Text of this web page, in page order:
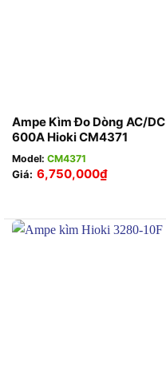
Ampe Kìm Đo Dòng AC/DC
600A Hioki CM4371
Model: CM4371
Giá: 6,750,000₫